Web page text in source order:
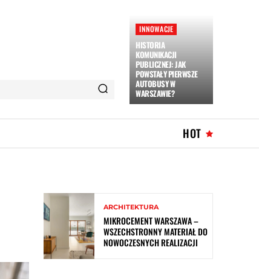
INNOWACJE
HISTORIA
KOMUNIKACJI
PUBLICZNEJ: JAK
POWSTAŁY PIERWSZE
AUTOBUSY W
WARSZAWIE?
HOT
ARCHITEKTURA
MIKROCEMENT WARSZAWA –
WSZECHSTRONNY MATERIAŁ DO
NOWOCZESNYCH REALIZACJI